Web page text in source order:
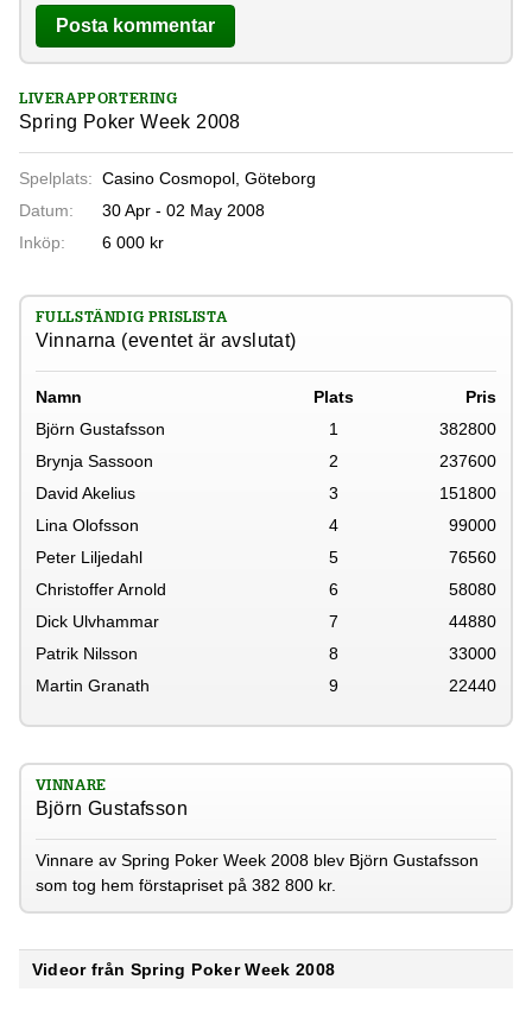
LIVERAPPORTERING
Spring Poker Week 2008
Spelplats: Casino Cosmopol, Göteborg
Datum:
30 Apr - 02 May 2008
Inköp:
6 000 kr
FULLSTÄNDIG PRISLISTA
Vinnarna (eventet är avslutat)
Namn Plats
Pris
Björn Gustafsson
1
382800
Brynja Sassoon
2
237600
David Akelius
3
151800
Lina Olofsson
4
99000
Peter Liljedahl
5
76560
Christoffer Arnold
6
58080
Dick Ulvhammar
7
44880
Patrik Nilsson
8
33000
Martin Granath
9 22440
VINNARE
Björn Gustafsson
Vinnare av Spring Poker Week 2008 blev Björn Gustafsson
som tog hem förstapriset på 382 800 kr.
Videor från Spring Poker Week 2008